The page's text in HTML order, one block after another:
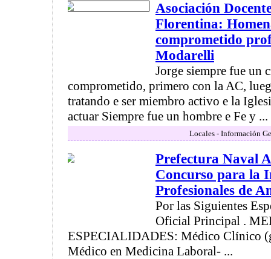
Asociación
Florentina:
comprometido
Modarelli
Jorge siempre fue un
comprometido, primero con la AC,
tratando e ser miembro activo e la
actuar Siempre fue un hombre e Fe y ...
Locales - Información
Prefectura Naval
Concurso para la
Profesionales de
Por las Siguientes
Oficial Principal .
ESPECIALIDADES: Médico Clínico
Médico en Medicina Laboral- ...